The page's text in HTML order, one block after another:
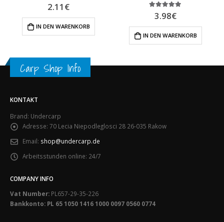
out of 5
2.11 €
IN DEN WARENKORB
5.00 out of 5
3.98€
IN DEN WARENKORB
Carp Shop Info
KONTAKT
Brand: Undercarp
Adresse: 70 Lecia Niepodleglosci 28 26-035 Rakow
Email: shop@undercarp.de
Arbeitsstunden online: 24/7
COMPANY INFO
Vat Number: PL657-29-35-226
Bankkonto: PL 65 1050 1416 1000 0097 0560 0774